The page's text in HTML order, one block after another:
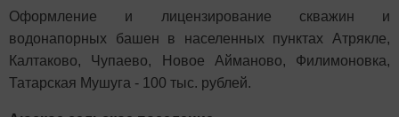
Оформление и лицензирование скважин и
водонапорных башен в населенных пунктах Атрякле,
Калтаково, Чупаево, Новое Ай­маново, Филимоновка,
Татарская Мушуга - 100 тыс. рублей.